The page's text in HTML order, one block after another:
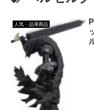
人気・品薄商品